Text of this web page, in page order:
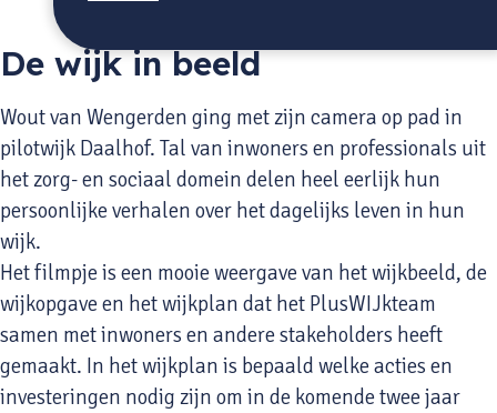
De wijk in beeld
Wout van Wengerden ging met zijn camera op pad in
pilotwijk Daalhof. Tal van inwoners en professionals uit
het zorg- en sociaal domein delen heel eerlijk hun
persoonlijke verhalen over het dagelijks leven in hun
wijk.
Het filmpje is een mooie weergave van het wijkbeeld, de
wijkopgave en het wijkplan dat het PlusWIJkteam
samen met inwoners en andere stakeholders heeft
gemaakt. In het wijkplan is bepaald welke acties en
investeringen nodig zijn om in de komende twee jaar